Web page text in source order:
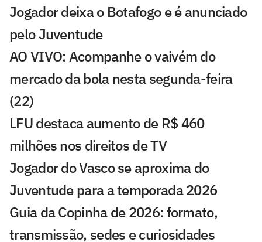
Jogador deixa o Botafogo e é anunciado
pelo Juventude
AO VIVO: Acompanhe o vaivém do
mercado da bola nesta segunda-feira
(22)
LFU destaca aumento de R$ 460
milhões nos direitos de TV
Jogador do Vasco se aproxima do
Juventude para a temporada 2026
Guia da Copinha de 2026: formato,
transmissão, sedes e curiosidades